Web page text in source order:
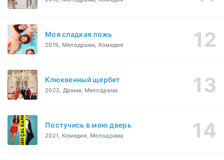
Моя сладкая ложь
2019, Мелодрама, Комедия
Клюквенный щербет
2022, Драма, Мелодрама
Постучись в мою дверь
2021, Комедия, Мелодрама